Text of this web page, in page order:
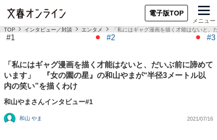
電子版TOP
メニュー
TOP インタビュー／対談 エンタメ 「私にはギャグ漫画を描く才能はないと
#1 #2 #3
「私にはギャグ漫画を描く才能はないと、だいぶ前に諦めて
います」 『女の園の星』の和山やまが“半径3メートル以
内の笑い”を描くわけ
和山やまさんインタビュー#1
和山 やま 2021/07/16